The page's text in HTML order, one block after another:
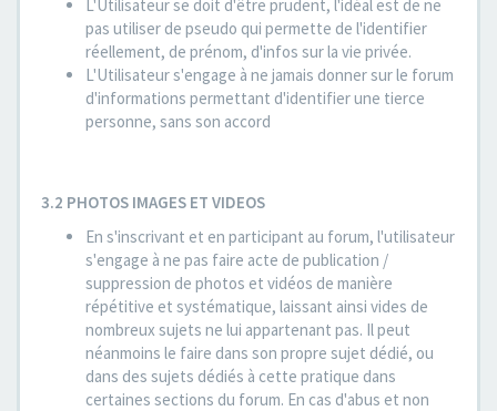
L'Utilisateur se doit d'être prudent, l'idéal est de ne
pas utiliser de pseudo qui permette de l'identifier
réellement, de prénom, d'infos sur la vie privée.
L'Utilisateur s'engage à ne jamais donner sur le forum
d'informations permettant d'identifier une tierce
personne, sans son accord
3.2 PHOTOS IMAGES ET VIDEOS
En s'inscrivant et en participant au forum, l'utilisateur
s'engage à ne pas faire acte de publication /
suppression de photos et vidéos de manière
répétitive et systématique, laissant ainsi vides de
nombreux sujets ne lui appartenant pas. Il peut
néanmoins le faire dans son propre sujet dédié, ou
dans des sujets dédiés à cette pratique dans
certaines sections du forum. En cas d'abus et non